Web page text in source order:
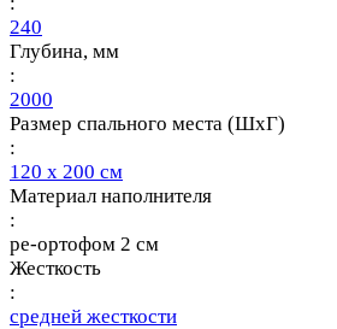
240
Глубина, мм
:
2000
Размер спального места (ШхГ)
:
120 х 200 см
Материал наполнителя
:
ре-ортофом 2 см
Жесткость
:
средней жесткости